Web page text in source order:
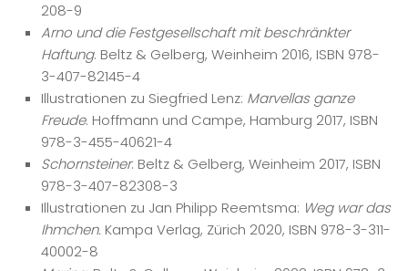
208-9
Arno und die Festgesellschaft mit beschränkter
Haftung. Beltz & Gelberg, Weinheim 2016, ISBN 978-
3-407-82145-4
Illustrationen zu Siegfried Lenz: Marvellas ganze
Freude. Hoffmann und Campe, Hamburg 2017, ISBN
978-3-455-40621-4
Schornsteiner. Beltz & Gelberg, Weinheim 2017, ISBN
978-3-407-82308-3
Illustrationen zu Jan Philipp Reemtsma: Weg war das
Ihmchen. Kampa Verlag, Zürich 2020, ISBN 978-3-311-
40002-8